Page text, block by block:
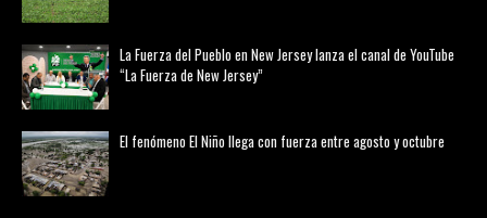
La Fuerza del Pueblo en New Jersey lanza el canal de YouTube
“La Fuerza de New Jersey”
El fenómeno El Niño llega con fuerza entre agosto y octubre